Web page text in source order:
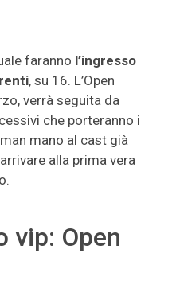
faranno l’ingresso
, su 16. L’Open
verrà seguita da
che porteranno i
mano al cast già
alla prima vera
vip: Open